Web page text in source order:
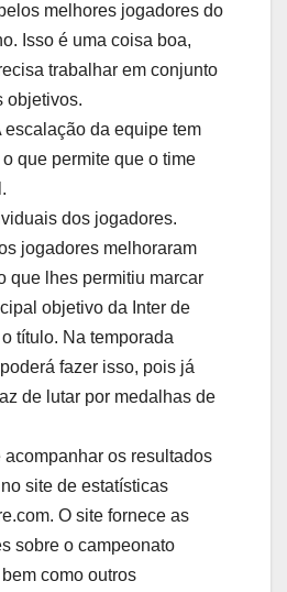
melhores jogadores do
Isso é uma coisa boa,
trabalhar em conjunto
objetivos.
escalação da equipe tem
que permite que o time
dos jogadores.
jogadores melhoraram
que lhes permitiu marcar
objetivo da Inter de
título. Na temporada
fazer isso, pois já
de lutar por medalhas de
os resultados
site de estatísticas
O site fornece as
sobre o campeonato
como outros